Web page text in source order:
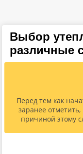
Выбор
различные
Перед тем как
заранее
причиной этому